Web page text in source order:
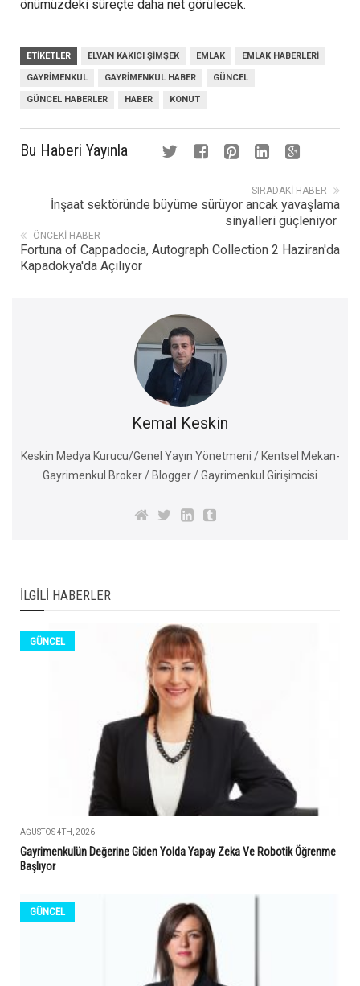
önümüzdeki süreçte daha net görülecek.
ETIKETLER ELVAN KAKICI ŞIMŞEK EMLAK EMLAK HABERLERI
GAYRIMENKUL GAYRIMENKUL HABER GÜNCEL
GÜNCEL HABERLER HABER KONUT
Bu Haberi Yayınla
SIRADAKI HABER
İnşaat sektöründe büyüme sürüyor ancak yavaşlama
sinyalleri güçleniyor
ÖNCEKI HABER
Fortuna of Cappadocia, Autograph Collection 2 Haziran'da
Kapadokya'da Açılıyor
Kemal Keskin
Keskin Medya Kurucu/Genel Yayın Yönetmeni / Kentsel Mekan-
Gayrimenkul Broker / Blogger / Gayrimenkul Girişimcisi
İLGILI HABERLER
GÜNCEL
AĞUSTOS 4TH, 2026
Gayrimenkulün Değerine Giden Yolda Yapay Zeka Ve Robotik Öğrenme
Başlıyor
GÜNCEL